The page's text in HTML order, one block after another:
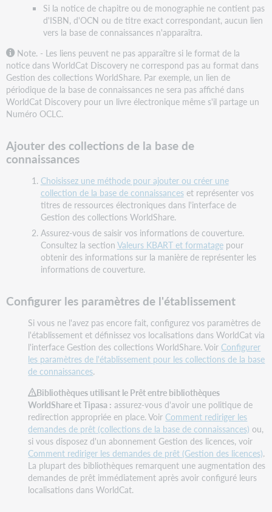
Si la notice de chapitre ou de monographie ne contient pas
d'ISBN, d'OCN ou de titre exact correspondant, aucun lien
vers la base de connaissances n'apparaîtra.
Note. - Les liens peuvent ne pas apparaître si le format de la
notice dans WorldCat Discovery ne correspond pas au format dans
Gestion des collections WorldShare. Par exemple, un lien de
périodique de la base de connaissances ne sera pas affiché dans
WorldCat Discovery pour un livre électronique même s'il partage un
Numéro OCLC.
Ajouter des collections de la base de
connaissances
Choisissez une méthode pour ajouter ou créer une
collection de la base de connaissanceset représenter vos
titres de ressources électroniques dans l'interface de
Gestion des collections WorldShare.
Assurez-vous de saisir vos informations de couverture.
Consultez la section Valeurs KBART et formatagepour
obtenir des informations sur la manière de représenter les
informations de couverture.
Configurer les paramètres de l'établissement
Si vous ne l'avez pas encore fait, configurez vos paramètres de
l'établissement et définissez vos localisations dans WorldCat via
l'interface Gestion des collections WorldShare. Voir Configurer
les paramètres de l'établissement pour les collections de la base
de connaissances.
Bibliothèques utilisant le Prêt entre bibliothèques
WorldShare et Tipasa : assurez-vous d'avoir une politique de
redirection appropriée en place. Voir Comment rediriger les
demandes de prêt (collections de la base de connaissances) ou,
si vous disposez d'un abonnement Gestion des licences, voir
Comment rediriger les demandes de prêt (Gestion des licences).
La plupart des bibliothèques remarquent une augmentation des
demandes de prêt immédiatement après avoir configuré leurs
localisations dans WorldCat.